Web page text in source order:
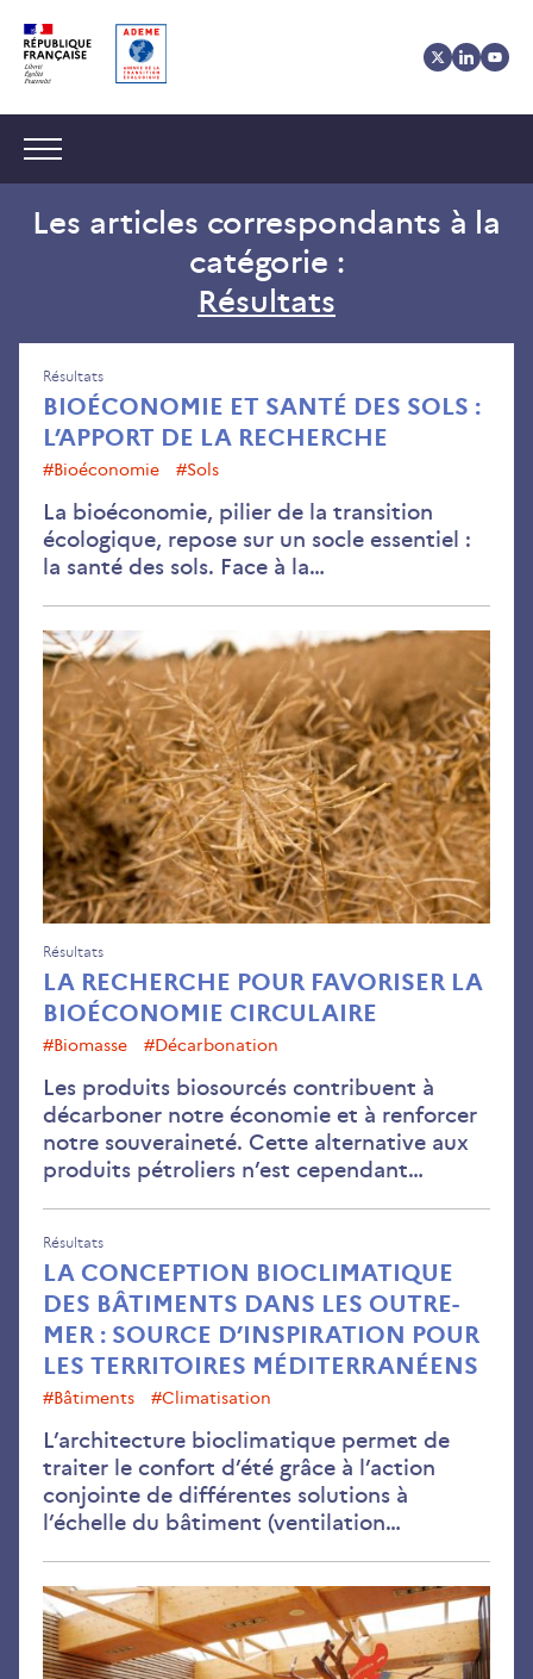
au
contenu
au
menu
des
cookies
Navigation :
Les articles correspondants à la
catégorie :
Résultats
BIOÉCONOMIE ET SANTÉ DES SOLS :
L’APPORT DE LA RECHERCHE
Résultats
#Bioéconomie #sols
La bioéconomie, pilier de la transition
écologique, repose sur un socle essentiel :
la santé des sols. Face à la…
LA RECHERCHE POUR FAVORISER LA
BIOÉCONOMIE CIRCULAIRE
Résultats
#Biomasse #décarbonation
Les produits biosourcés contribuent à
décarboner notre économie et à renforcer
notre souveraineté. Cette alternative aux
produits pétroliers n’est cependant…
la
LA CONCEPTION BIOCLIMATIQUE
DES BÂTIMENTS DANS LES OUTRE-
MER : SOURCE D’INSPIRATION POUR
LES TERRITOIRES MÉDITERRANÉENS
Résultats
#bâtiments #Climatisation
L’architecture bioclimatique permet de
traiter le confort d’été grâce à l’action
conjointe de différentes solutions à
l’échelle du bâtiment (ventilation…